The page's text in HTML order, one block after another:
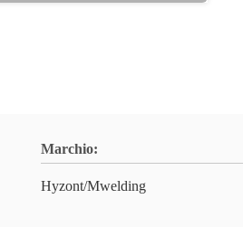
Marchio:
Hyzont/Mwelding